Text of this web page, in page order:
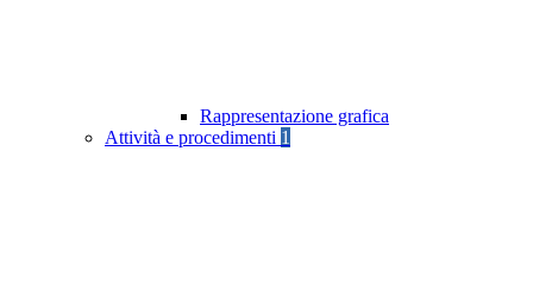
Rappresentazione grafica
Attività e procedimenti 1